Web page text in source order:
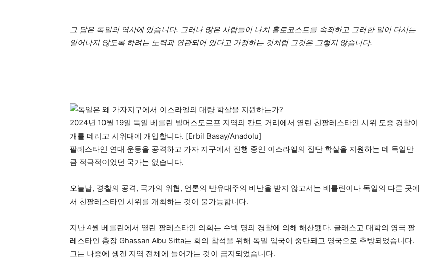
그 답은 독일의 역사에 있습니다. 그러나 많은 사람들이 나치 홀로코스트를 속죄하고 그러한 일이 다시는
일어나지 않도록 하려는 노력과 연관되어 있다고 가정하는 것처럼 그것은 그렇지 않습니다.
2024년 10월 19일 독일 베를린 빌머스도르프 지역의 칸트 거리에서 열린 친팔레스타인 시위 도중 경찰이
개를 데리고 시위대에 개입합니다. [Erbil Basay/Anadolu]
팔레스타인 연대 운동을 공격하고 가자 지구에서 진행 중인 이스라엘의 집단 학살을 지원하는 데 독일만
큼 적극적이었던 국가는 없습니다.
오늘날, 경찰의 공격, 국가의 위협, 언론의 반유대주의 비난을 받지 않고서는 베를린이나 독일의 다른 곳에
서 친팔레스타인 시위를 개최하는 것이 불가능합니다.
지난 4월 베를린에서 열린 팔레스타인 의회는 수백 명의 경찰에 의해 해산됐다. 글래스고 대학의 영국 팔
레스타인 총장 Ghassan Abu Sitta는 회의 참석을 위해 독일 입국이 중단되고 영국으로 추방되었습니다.
그는 나중에 솅겐 지역 전체에 들어가는 것이 금지되었습니다.